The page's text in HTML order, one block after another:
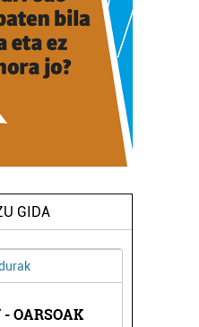
GIDA
OARSOAK